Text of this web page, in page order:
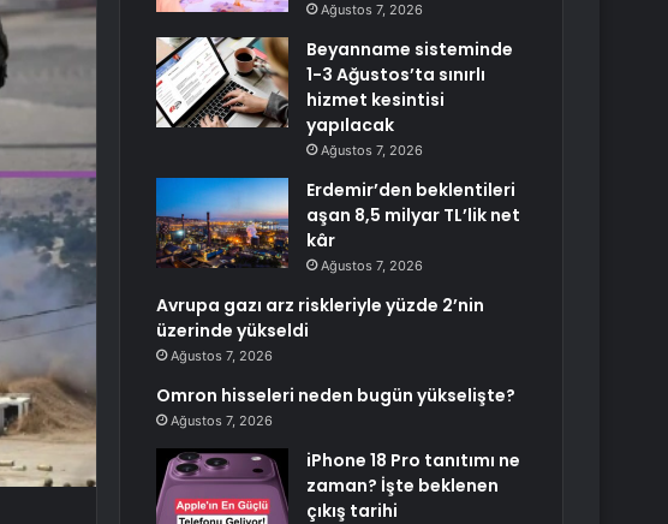
Ağustos 7, 2026
Beyanname sisteminde
1-3 Ağustos’ta sınırlı
hizmet kesintisi
yapılacak
Ağustos 7, 2026
Erdemir’den beklentileri
aşan 8,5 milyar TL’lik net
kâr
Ağustos 7, 2026
Avrupa gazı arz riskleriyle yüzde 2’nin
üzerinde yükseldi
Ağustos 7, 2026
Omron hisseleri neden bugün yükselişte?
Ağustos 7, 2026
iPhone 18 Pro tanıtımı ne
zaman? İşte beklenen
çıkış tarihi